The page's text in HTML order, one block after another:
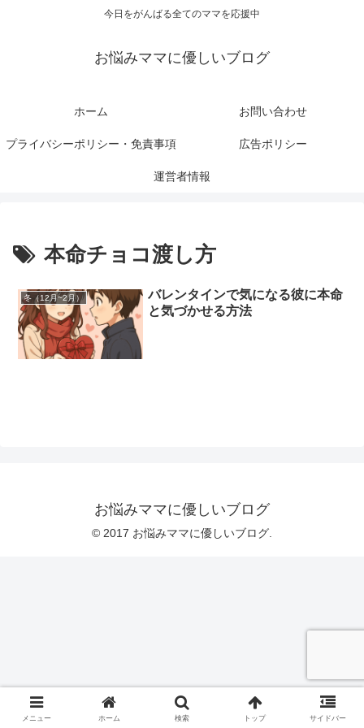
今日をがんばる全てのママを応援中
お悩みママに優しいブログ
ホーム お問い合わせ
プライバシーポリシー・免責事項 広告ポリシー
運営者情報
本命チョコ渡し方
冬（12月~2月）
バレンタインで気になる彼に本命
と気づかせる方法
お悩みママに優しいブログ
© 2017 お悩みママに優しいブログ.
メニュー ホーム 検索 トップ サイドバー